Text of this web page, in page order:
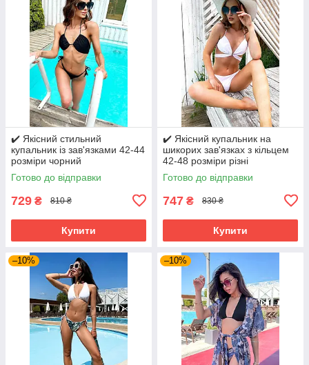
✔️ Якісний стильний
купальник із зав'язками 42-44
розміри чорний
Готово до відправки
729 ₴ 810 ₴
Купити
✔️ Якісний купальник на
шикорих зав'язках з кільцем
42-48 розміри різні
забарвлення
Готово до відправки
747 ₴ 830 ₴
Купити
–10% –10%